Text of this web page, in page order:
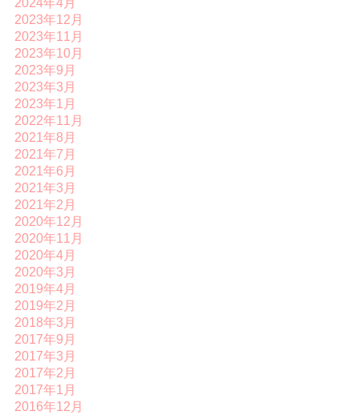
2024年4月
2023年12月
2023年11月
2023年10月
2023年9月
2023年3月
2023年1月
2022年11月
2021年8月
2021年7月
2021年6月
2021年3月
2021年2月
2020年12月
2020年11月
2020年4月
2020年3月
2019年4月
2019年2月
2018年3月
2017年9月
2017年3月
2017年2月
2017年1月
2016年12月